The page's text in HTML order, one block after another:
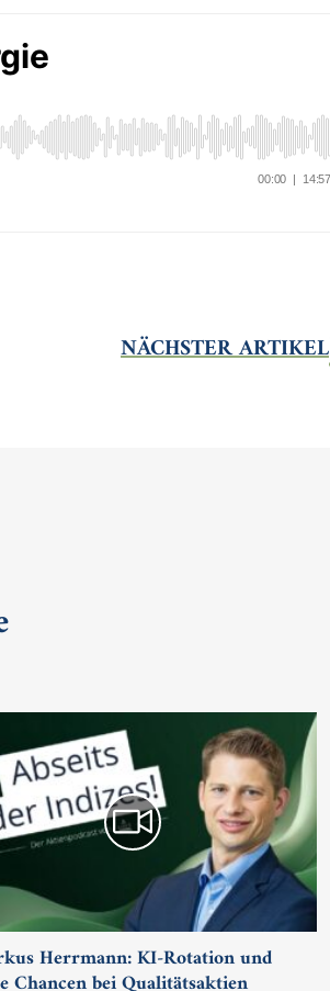
NÄCHSTER ARTIKEL
Herrmann: KI-Rotation und
Chancen bei Qualitätsaktien